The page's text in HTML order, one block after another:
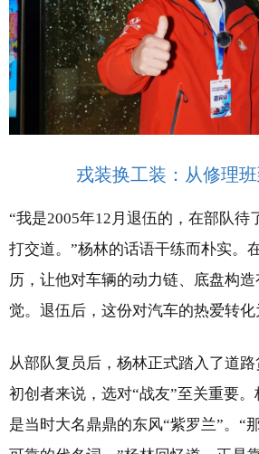
戎装换工装：从修理
“我是2005年12月退伍的，在部队待
打交道。”杨林的话语干练而朴实。
历，让他对车辆的动力链、底盘构
觉。退伍后，这份对汽车的热爱转化
从部队复员后，杨林正式踏入了道
初创者来说，选对“战友”至关重要
是当时大名鼎鼎的东风“紫罗兰”。“